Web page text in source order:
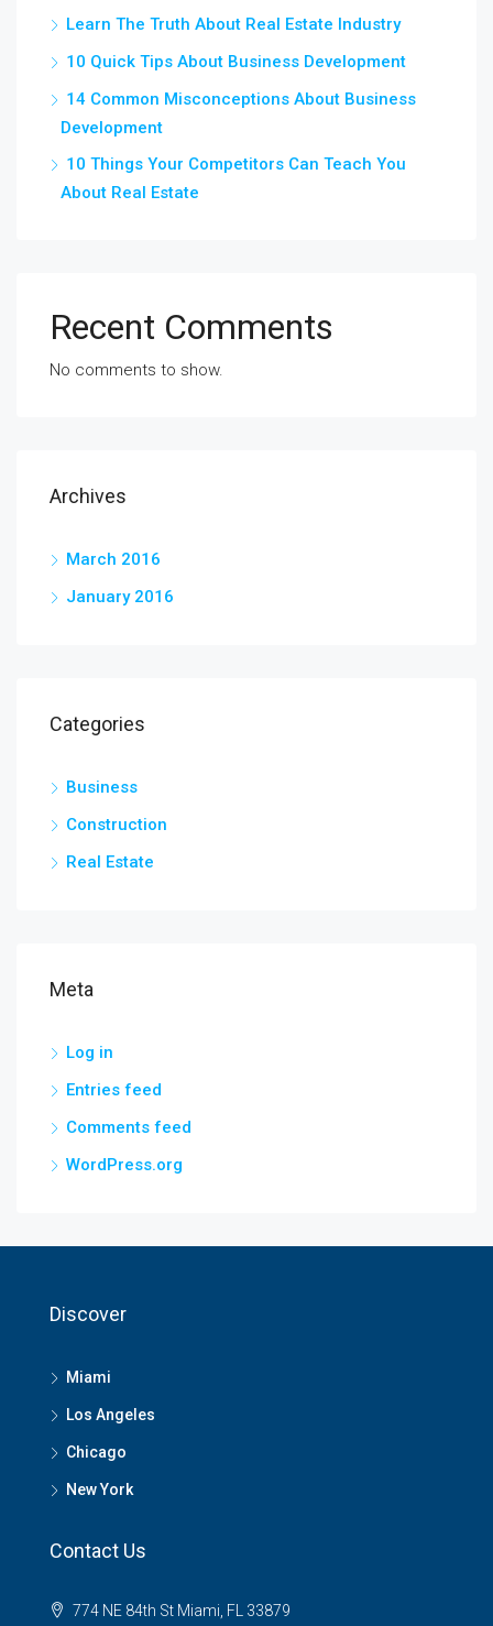
Learn The Truth About Real Estate Industry
10 Quick Tips About Business Development
14 Common Misconceptions About Business
Development
10 Things Your Competitors Can Teach You
About Real Estate
Recent Comments
No comments to show.
Archives
March 2016
January 2016
Categories
Business
Construction
Real Estate
Meta
Log in
Entries feed
Comments feed
WordPress.org
Discover
Miami
Los Angeles
Chicago
New York
Contact Us
774 NE 84th St Miami, FL 33879